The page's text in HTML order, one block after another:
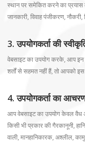
स्थान पर समेकित करने का प्रयास
जानकारी, विवाह पंजीकरण,
3. उपयोगकर्ता की
वेबसाइट का उपयोग करके, आप इन
शर्तों से सहमत नहीं हैं, तो आपको
4. उपयोगकर्ता का
आप वेबसाइट का उपयोग केवल वैध
किसी भी प्रकार की गैरकानूनी,
वाली, मानहानिकारक, अश्लील,